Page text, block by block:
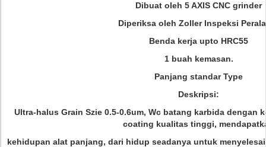
Dibuat oleh 5 AXIS CNC grinder
Diperiksa oleh Zoller Inspeksi
Benda kerja upto HRC55
1 buah kemasan.
Panjang standar Type
Deskripsi:
Ultra-halus Grain Szie 0.5-0.6um, Wc batang karbida dengan
coating kualitas tinggi,
kehidupan alat panjang, dari hidup seadanya untuk